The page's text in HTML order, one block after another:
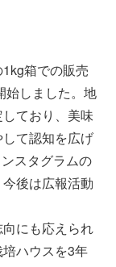
箱での販売
始しました。地
ており、美味
て認知を広げ
スタグラムの
後は広報活動
にも応えられ
ハウスを3年